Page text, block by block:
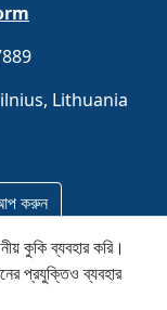
Lithuania
করুন
MB Unit media
কুকি ব্যবহার করি।
প্রযুক্তিও ব্যবহার